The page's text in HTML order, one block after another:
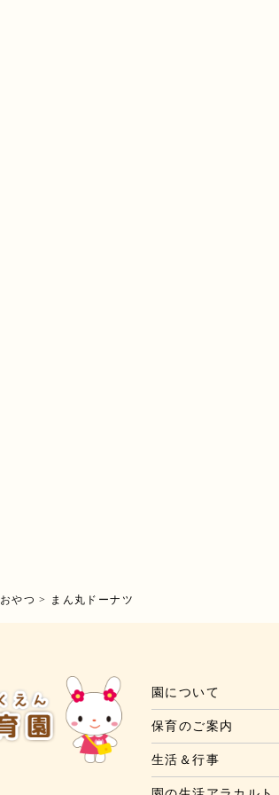
おやつ > まん丸ドーナツ
園について
保育のご案内
生活＆行事